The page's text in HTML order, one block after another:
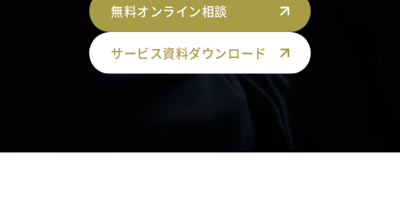
無料オンライン相談
サービス資料ダウンロード